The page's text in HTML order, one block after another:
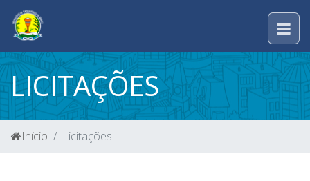
LICITAÇÕES
Início Licitações